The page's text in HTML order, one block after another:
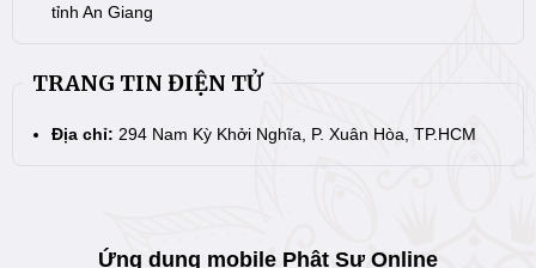
tỉnh An Giang
TRANG TIN ĐIỆN TỬ
Địa chỉ: 294 Nam Kỳ Khởi Nghĩa, P. Xuân Hòa, TP.HCM
Ứng dụng mobile Phật Sự Online